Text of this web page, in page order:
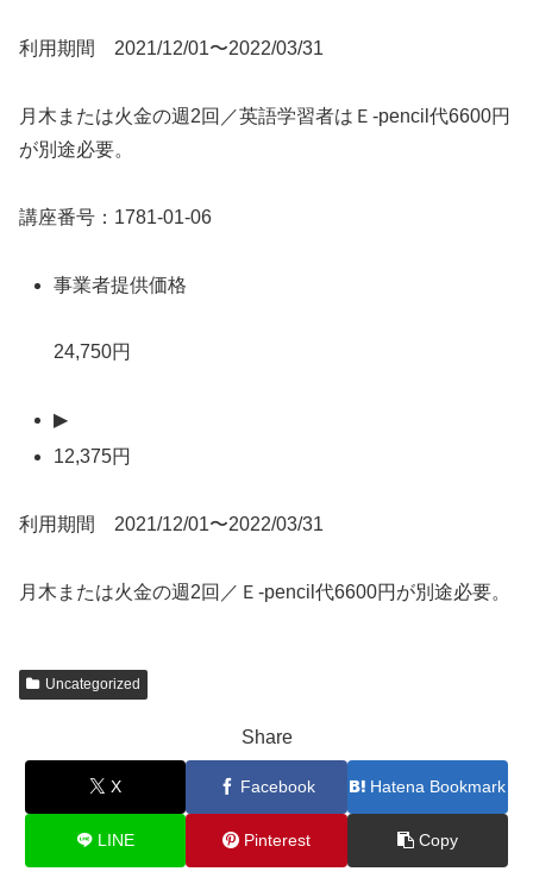
利用期間 2021/12/01〜2022/03/31
月木または火金の週2回／英語学習者はＥ-pencil代6600円
が別途必要。
講座番号：1781-01-06
事業者提供価格
24,750円
▶
12,375円
利用期間 2021/12/01〜2022/03/31
月木または火金の週2回／Ｅ-pencil代6600円が別途必要。
Uncategorized
Share
X Facebook Hatena Bookmark
LINE Pinterest Copy